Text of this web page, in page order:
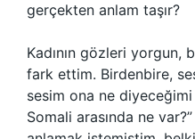
gerçekten anlam taşır?
Kadının gözleri yorgun,
fark ettim. Birdenbire,
sesim ona ne
Somali arasında ne